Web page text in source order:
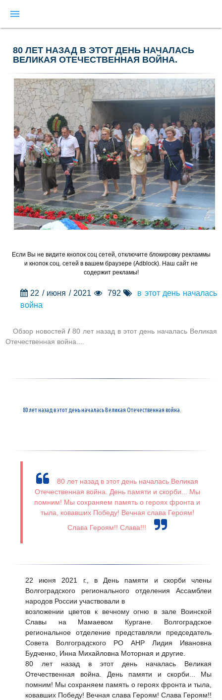
menu
80 ЛЕТ НАЗАД В ЭТОТ ДЕНЬ НАЧАЛАСЬ
ВЕЛИКАЯ ОТЕЧЕСТВЕННАЯ ВОЙНА.
Если Вы не видите кнопок соц сетей, отключите блокировку рекламмы
и кнопок соц. сетей в вашем браузере (Adblock). Наш сайт не
содержит рекламы!
22 / июня / 2021 792
в этот день началась
война
Обзор новостей /80 лет назад в этот день началась Великая
Отечественная война....
80 лет назад в этот день началась Великая Отечественная война.
80 лет назад в этот день началась Великая
Отечественная война. День памяти и скорби... Мы
помним! Мы сохраняем память о героях фронта и
тыла, ковавших Победу! Вечная слава Героям!
Слава Героям!! Слава!!!
22 июня 2021 г., в День памяти и скорби члены
Волгоградского регионального отделения Ассамблеи
народов России участвовали в
возложении цветов к вечному огню в зале Воинской
Славы на Мамаевом Кургане. Волгоградское
региональное отделение представляли председатель
Совета Волгоградского РО АНР Лидия Ивановна
Будченко, Инна Михайловна Моторная и другие.
80 лет назад в этот день началась Великая
Отечественная война. День памяти и скорби... Мы
помним! Мы сохраняем память о героях фронта и тыла,
ковавших Победу! Вечная слава Героям! Слава Героям!!